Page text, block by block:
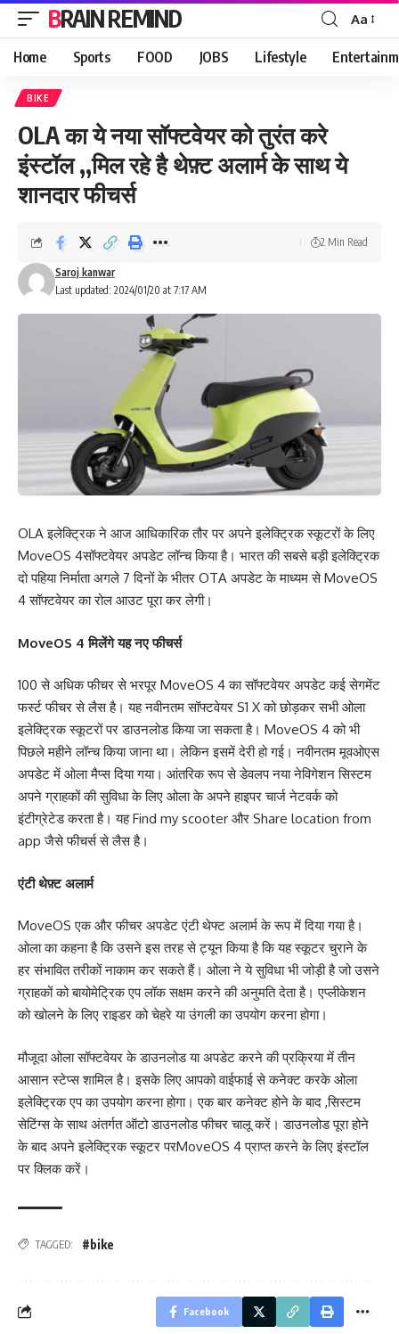
BRAIN REMIND
Font
Resizer
Aa
Home Sports FOOD JOBS Lifestyle
BIKE
OLA का ये नया सॉफ्टवेयर को तुरंत करे
इंस्टॉल ,,मिल रहे है थेफ़्ट अलार्म के साथ ये
शानदार फीचर्स
Last updated: 2024/01/20 at 7:17 AM
Saroj kanwar
2 Min Read
OLA इलेक्ट्रिक ने आज आधिकारिक तौर पर अपने इलेक्ट्रिक स्कूटरों के लिए
MoveOS 4सॉफ्टवेयर अपडेट लॉन्च किया है। भारत की सबसे बड़ी इलेक्ट्रिक
दो पहिया निर्माता अगले 7 दिनों के भीतर OTA अपडेट के माध्यम से MoveOS
4 सॉफ्टवेयर का रोल आउट पूरा कर लेगी।
MoveOS 4 मिलेंगे यह नए फीचर्स
100 से अधिक फीचर से भरपूर MoveOS 4 का सॉफ्टवेयर अपडेट कई सेगमेंट
फर्स्ट फीचर से लैस है। यह नवीनतम सॉफ्टवेयर S1 X को छोड़कर सभी ओला
इलेक्ट्रिक स्कूटरों पर डाउनलोड किया जा सकता है। MoveOS 4 को भी
पिछले महीने लॉन्च किया जाना था। लेकिन इसमें देरी हो गई। नवीनतम मूवओएस
अपडेट में ओला मैप्स दिया गया। आंतरिक रूप से डेवलप नया नेविगेशन सिस्टम
अपने ग्राहकों की सुविधा के लिए ओला के अपने हाइपर चार्ज नेटवर्क को
इंटीग्रेटेड करता है। यह Find my scooter और Share location from
app जैसे फीचर्स से लैस है।
एंटी थेफ़्ट अलार्म
MoveOS एक और फीचर अपडेट एंटी थेफ्ट अलार्म के रूप में दिया गया है।
ओला का कहना है कि उसने इस तरह से ट्यून किया है कि यह स्कूटर चुराने के
हर संभावित तरीकों नाकाम कर सकते हैं। ओला ने ये सुविधा भी जोड़ी है जो उसने
ग्राहकों को बायोमेट्रिक एप लॉक सक्षम करने की अनुमति देता है। एप्लीकेशन
को खोलने के लिए राइडर को चेहरे या उंगली का उपयोग करना होगा।
मौजूदा ओला सॉफ्टवेयर के डाउनलोड या अपडेट करने की प्रक्रिया में तीन
आसान स्टेप्स शामिल है। इसके लिए आपको वाईफाई से कनेक्ट करके ओला
इलेक्ट्रिक एप का उपयोग करना होगा। एक बार कनेक्ट होने के बाद ,सिस्टम
सेटिंग्स के साथ अंतर्गत ऑटो डाउनलोड फीचर चालू करें। डाउनलोड पूरा होने
के बाद अपने इलेक्ट्रिक स्कूटर परMoveOS 4 प्राप्त करने के लिए इंस्टॉल
पर क्लिक करें।
TAGGED: #bike
Facebook